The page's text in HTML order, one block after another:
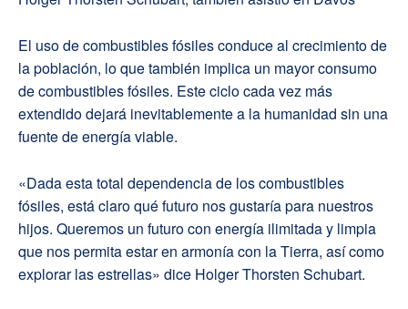
El uso de combustibles fósiles conduce al crecimiento de
la población, lo que también implica un mayor consumo
de combustibles fósiles. Este ciclo cada vez más
extendido dejará inevitablemente a la humanidad sin una
fuente de energía viable.
«Dada esta total dependencia de los combustibles
fósiles, está claro qué futuro nos gustaría para nuestros
hijos. Queremos un futuro con energía ilimitada y limpia
que nos permita estar en armonía con la Tierra, así como
explorar las estrellas» dice Holger Thorsten Schubart.